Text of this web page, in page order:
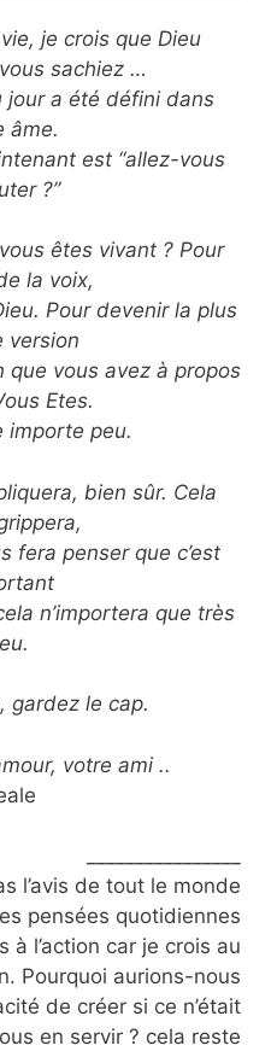
je crois que Dieu
sachiez …
jour a été défini dans
âme.
est “allez-vous
?”
êtes vivant ? Pour
la voix,
Pour devenir la plus
version
vous avez à propos
Etes.
importe peu.
bien sûr. Cela
fera penser que c’est
n’importera que très
gardez le cap.
votre ami ..
l’avis de tout le monde
pensées quotidiennes
à l’action car je crois au
Pourquoi aurions-nous
de créer si ce n’était
en servir ? cela reste